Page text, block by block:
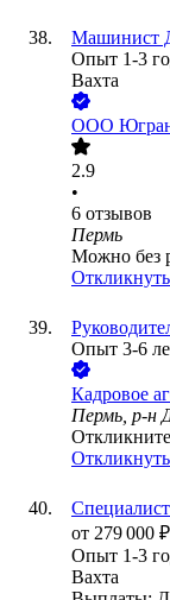
Машинист
Опыт 1-3
Вахта
ООО
2.9
•
6 отзывов
Пермь
Можно без
Опыт 3-6
Кадровое
Пермь, р-н
от 279 000 ₽
Опыт 1-3
Вахта